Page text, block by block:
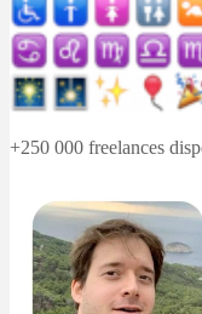
+250 000 freelances